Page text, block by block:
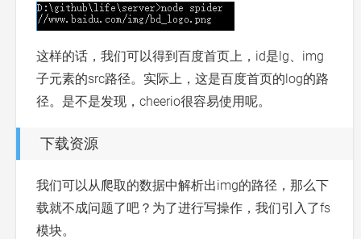
这样的话，我们可以得到百度首页上，id是lg、img
子元素的src路径。实际上，这是百度首页的log的路
径。是不是发现，cheerio很容易使用呢。
下载资源
我们可以从爬取的数据中解析出img的路径，那么下
载就不成问题了吧？为了进行写操作，我们引入了fs
模块。